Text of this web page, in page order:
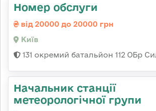
Номер обслуги
від 20000 до 20000 грн
Київ
131 окремий батальйон 112 ОБр
Начальник станції
метеорологічної групи